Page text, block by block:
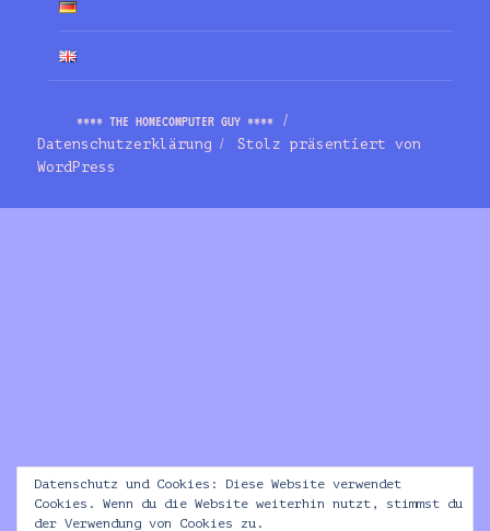
**** THE HOMECOMPUTER GUY ****
Datenschutzerklärung
Stolz präsentiert von
WordPress
Datenschutz und Cookies: Diese Website verwendet
Cookies. Wenn du die Website weiterhin nutzt, stimmst du
der Verwendung von Cookies zu.